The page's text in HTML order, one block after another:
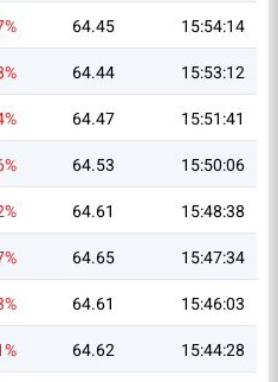
15:54:14
64.45
15:53:12
64.44
15:51:41
64.47
15:50:06
64.53
15:48:38
64.61
15:47:34
64.65
15:46:03
64.61
15:44:28
64.62